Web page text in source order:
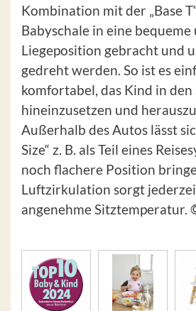
Kombination mit der „Base
Babyschale in eine bequeme
Liegeposition gebracht und
gedreht werden. So ist es
komfortabel, das Kind in den
hineinzusetzen und
Außerhalb des Autos lässt
Size“ z. B. als Teil eines
noch flachere Position
Luftzirkulation sorgt
angenehme Sitztemperatur.